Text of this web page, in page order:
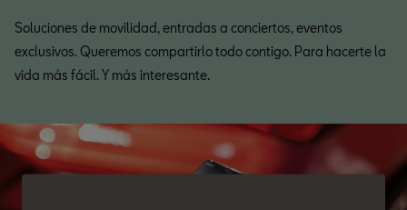
Soluciones de movilidad, entradas a conciertos, eventos
exclusivos. Queremos compartirlo todo contigo. Para hacerte la
vida más fácil. Y más interesante.